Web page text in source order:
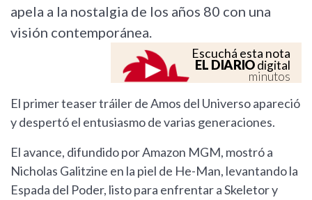
apela a la nostalgia de los años 80 con una
visión contemporánea.
Escuchá esta nota
EL DIARIOdigital
minutos
El primer teaser tráiler de Amos del Universo apareció
y despertó el entusiasmo de varias generaciones.
El avance, difundido por Amazon MGM, mostró a
Nicholas Galitzine en la piel de He-Man, levantando la
Espada del Poder, listo para enfrentar a Skeletor y